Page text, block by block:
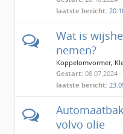
laatste bericht:
Wat is
nemen?
Koppelomvormer,
Gestart: 08.07.2024
laatste bericht:
volvo olie